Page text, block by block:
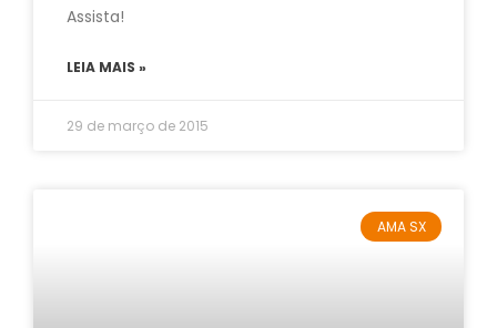
Assista!
LEIA MAIS »
29 de março de 2015
AMA SX